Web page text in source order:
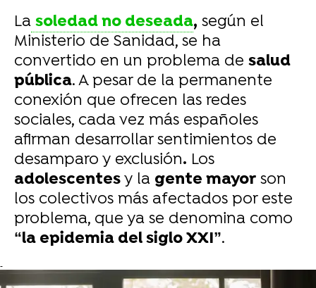
La soledad no deseada, según el
Ministerio de Sanidad, se ha
convertido en un problema de salud
pública. A pesar de la permanente
conexión que ofrecen las redes
sociales, cada vez más españoles
afirman desarrollar sentimientos de
desamparo y exclusión. Los
adolescentesy la gente mayor son
los colectivos más afectados por este
problema, que ya se denomina como
“la epidemia del siglo XXI”.
-